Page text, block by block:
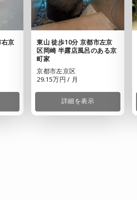
京
東山 徒歩10分 京都市左京
区岡崎 半露店風呂のある京
町家
京都市左京区
29.15万円 / 月
詳細を表示